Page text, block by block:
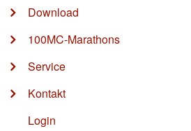
Download
100MC-Marathons
Service
Kontakt
Login